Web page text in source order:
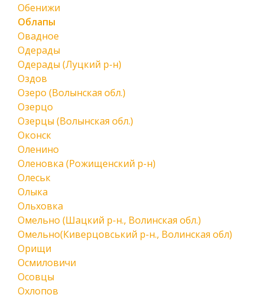
Обенижи
Облапы
Овадное
Одерады
Одерады (Луцкий р-н)
Оздов
Озеро (Волынская обл.)
Озерцо
Озерцы (Волынская обл.)
Оконск
Оленино
Оленовка (Рожищенский р-н)
Олеськ
Олыка
Ольховка
Омельно (Шацкий р-н., Волинская обл.)
Омельно(Киверцовський р-н., Волинская обл)
Орищи
Осмиловичи
Осовцы
Охлопов